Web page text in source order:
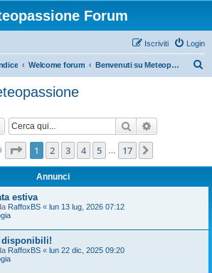
Forum
Login
Iscriviti
Welcome forum Benvenuti su Meteopassione
Cerca
Pagina di 17
1 2 3 4 5 17
Annunci
estiva
RaffoxBS « lun 13 lug, 2026 07:12
disponibili!
RaffoxBS « lun 22 dic, 2025 09:20